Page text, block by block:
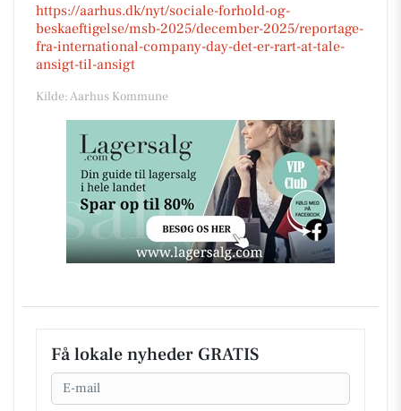
https://aarhus.dk/nyt/sociale-forhold-og-
beskaeftigelse/msb-2025/december-2025/reportage-
fra-international-company-day-det-er-rart-at-tale-
ansigt-til-ansigt
Kilde: Aarhus Kommune
Få lokale nyheder GRATIS
Email